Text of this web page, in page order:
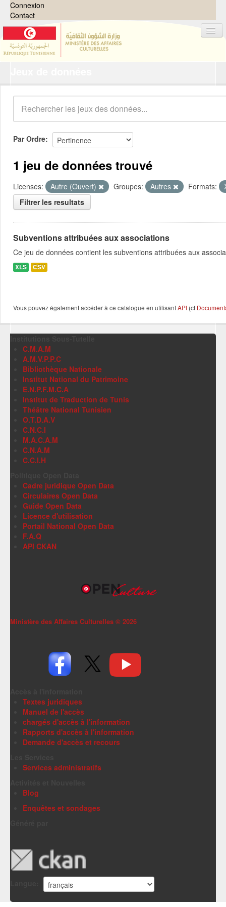
Connexion
Contact
Organisations
Groupes
Demandes 0
À propos
Par Ordre
1 jeu de données trouvé
Licenses: Autre (Ouvert) Groupes: Autres Formats:
Filtrer les resultats
Subventions attribuées aux associations
Ce jeu de données contient les subventions attribuées aux
XLS CSV
Vous pouvez également accéder à ce catalogue en utilisantAPI (cf
C.M.A.M
A.M.V.P.P.C
Bibliothèque Nationale
Institut National du Patrimoine
E.N.P.F.M.C.A
Institut de Traduction de Tunis
Théâtre National Tunisien
O.T.D.A.V
C.N.C.I
M.A.C.A.M
C.N.A.M
C.C.I.H
Cadre juridique Open Data
Circulaires Open Data
Guide Open Data
Licence d'utilisation
Portail National Open Data
F.A.Q
API CKAN
Ministère des Affaires Culturelles © 2026
Textes juridiques
Manuel de l'accès
chargés d'accès à l'information
Rapports d'accès à l'information
Demande d'accès et recours
Services administratifs
Blog
Enquêtes et sondages